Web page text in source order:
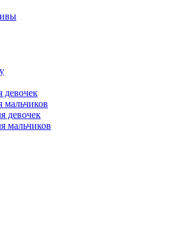
девочек
мальчиков
девочек
мальчиков